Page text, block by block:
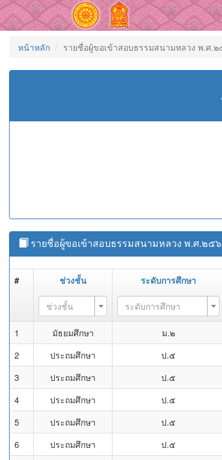
หน้าหลัก รายชื่อผู้ขอเข้าสอบธรรมสนามหลวง พ.ศ.
รายชื่อผู้ขอเข้าสอบธรรมสนามหลวง พ.ศ.๒๕
# ช่วงชั้น ระดับการศึกษา
ช่วงชั้น ระดับการศึกษา
1 มัธยมศึกษา ม.๒
2
ประถมศึกษา ป.๕
3
ประถมศึกษา ป.๕
4
ประถมศึกษา ป.๕
5
ประถมศึกษา ป.๕
6
ประถมศึกษา ป.๕